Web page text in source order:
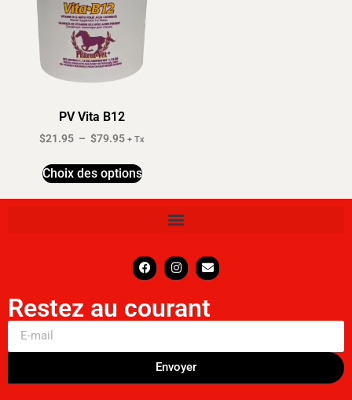
PV Vita B12
$21.95 – $79.95 + Tx
Choix des options
Restez au courant
Envoyer